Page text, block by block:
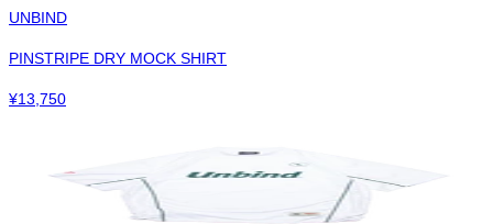
UNBIND
PINSTRIPE DRY MOCK SHIRT
¥13,750